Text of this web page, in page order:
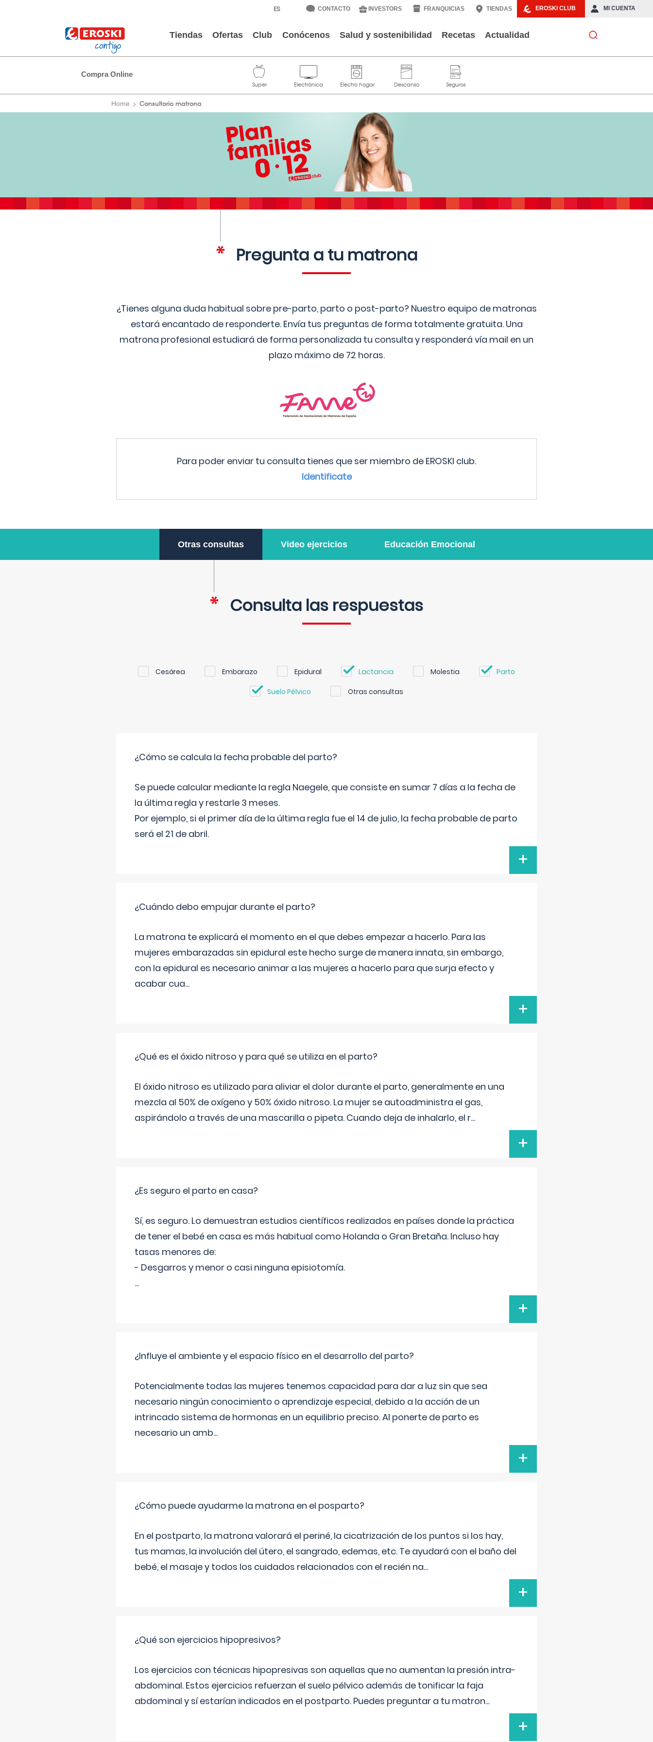
EROSKI CLUB MI CUENTA
CONTACTO INVESTORS FRANQUICIAS TIENDAS
Tiendas Ofertas Club Conócenos Salud y sostenibilidad Recetas Actualidad
Compra Online
Home Consultorio matrona
Pregunta a tu matrona
¿Tienes alguna duda habitual sobre pre-parto, parto o post-parto? Nuestro equipo de matronas
estará encantado de responderte. Envía tus preguntas de forma totalmente gratuita. Una
matrona profesional estudiará de forma personalizada tu consulta y responderá vía mail en un
plazo máximo de 72 horas.
Para poder enviar tu consulta tienes que ser miembro de EROSKI club.
Identificate
Otras consultas Video ejercicios Educación Emocional
Consulta las respuestas
Cesárea Embarazo Epidural Lactancia Molestia Parto
Suelo Pélvico Otras consultas
¿Cómo se calcula la fecha probable del parto?
Se puede calcular mediante la regla Naegele, que consiste en sumar 7 días a la fecha de
la última regla y restarle 3 meses.
Por ejemplo, si el primer día de la última regla fue el 14 de julio, la fecha probable de parto
será el 21 de abril.
+
¿Cuándo debo empujar durante el parto?
La matrona te explicará el momento en el que debes empezar a hacerlo. Para las
mujeres embarazadas sin epidural este hecho surge de manera innata, sin embargo,
con la epidural es necesario animar a las mujeres a hacerlo para que surja efecto y
acabar cua...
+
¿Qué es el óxido nitroso y para qué se utiliza en el parto?
El óxido nitroso es utilizado para aliviar el dolor durante el parto, generalmente en una
mezcla al 50% de oxígeno y 50% óxido nitroso. La mujer se autoadministra el gas,
aspirándolo a través de una mascarilla o pipeta. Cuando deja de inhalarlo, el r...
+
¿Es seguro el parto en casa?
Sí, es seguro. Lo demuestran estudios científicos realizados en países donde la práctica
de tener el bebé en casa es más habitual como Holanda o Gran Bretaña. Incluso hay
tasas menores de:
- Desgarros y menor o casi ninguna episiotomía.
...
+
¿Influye el ambiente y el espacio físico en el desarrollo del parto?
Potencialmente todas las mujeres tenemos capacidad para dar a luz sin que sea
necesario ningún conocimiento o aprendizaje especial, debido a la acción de un
intrincado sistema de hormonas en un equilibrio preciso. Al ponerte de parto es
necesario un amb...
+
¿Cómo puede ayudarme la matrona en el posparto?
En el postparto, la matrona valorará el periné, la cicatrización de los puntos si los hay,
tus mamas, la involución del útero, el sangrado, edemas, etc. Te ayudará con el baño del
bebé, el masaje y todos los cuidados relacionados con el recién na...
+
¿Qué son ejercicios hipopresivos?
Los ejercicios con técnicas hipopresivas son aquellas que no aumentan la presión intra-
abdominal. Estos ejercicios refuerzan el suelo pélvico además de tonificar la faja
abdominal y sí estarían indicados en el postparto. Puedes preguntar a tu matron...
+